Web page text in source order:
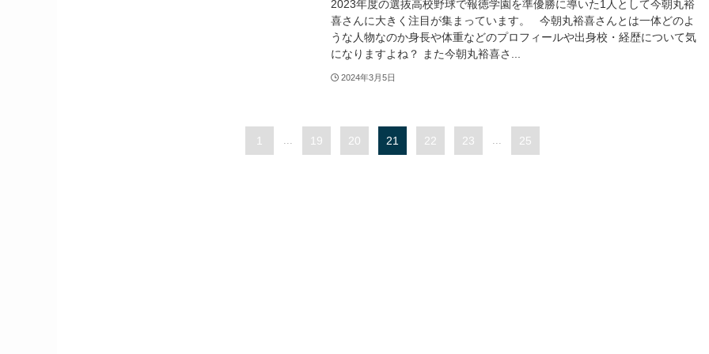
2023年度の選抜高校野球で報徳学園を準優勝に導いた1人として今朝丸裕
喜さんに大きく注目が集まっています。 今朝丸裕喜さんとは一体どのよ
うな人物なのか身長や体重などのプロフィールや出身校・経歴について気
になりますよね？ また今朝丸裕喜さ...
2024年3月5日
1 19 20 21 22 23 25